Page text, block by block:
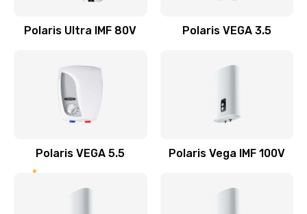
Заказать
Замена контактов поддона
Polaris Ultra IMF 80V Polaris VEGA 3.5
Polaris VEGA 5.5 Polaris Vega IMF 100V